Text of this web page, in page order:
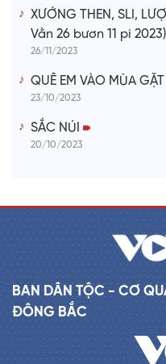
XƯỚNG THEN, SLI,
Vằn 26 bươn 11 pi 2023)
26/11/2023
QUÊ EM VÀO MÙA GẶT
23/10/2023
SẮC NÚI
20/10/2023
BAN DÂN TỘC - CƠ
ĐÔNG BẮC